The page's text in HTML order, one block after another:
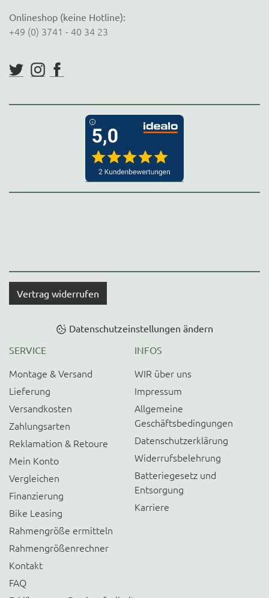
Onlineshop (keine Hotline):
+49 (0) 3741 - 40 34 23
Vertrag widerrufen
Datenschutzeinstellungen ändern
SERVICE
Montage & Versand
Lieferung
Versandkosten
Zahlungsarten
Reklamation & Retoure
Mein Konto
Vergleichen
Finanzierung
Bike Leasing
Rahmengröße ermitteln
Rahmengrößenrechner
Kontakt
FAQ
INFOS
WIR über uns
Impressum
Allgemeine
Geschäftsbedingungen
Datenschutzerklärung
Widerrufsbelehrung
Batteriegesetz und
Entsorgung
Karriere